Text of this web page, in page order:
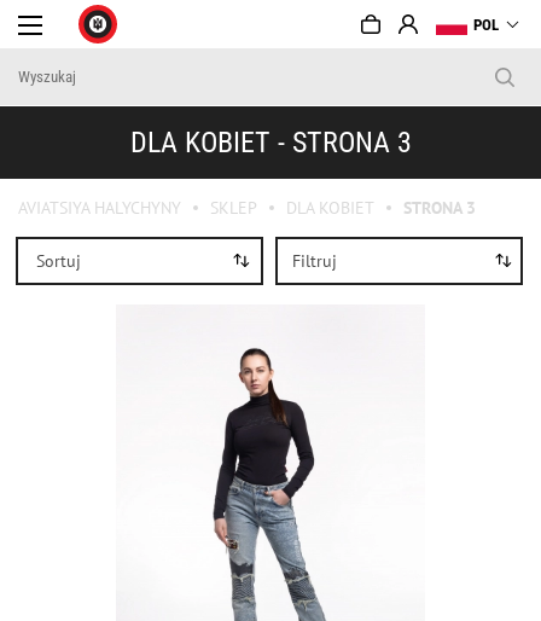
POL
DLA KOBIET - STRONA 3
AVIATSIYA HALYCHYNY SKLEP DLA KOBIET STRONA 3
Filtruj
Sortuj